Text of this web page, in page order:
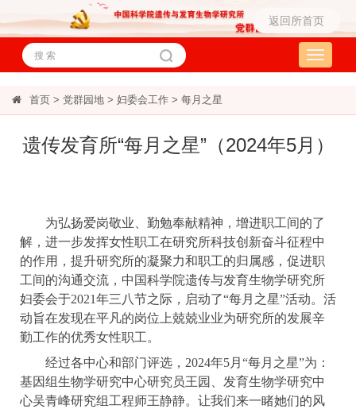
返回所首页
Toggle
首页 > 党群园地 > 妇委会工作 > 每月之星
遗传发育所“每月之星”（2024年5月）
为弘扬爱岗敬业、勤勉奉献精神，增进职工间的了
解，进一步发挥女性职工在研究所科技创新奋斗征程中
的作用，提升研究所的凝聚力和职工的归属感，促进职
工间的沟通交流，中国科学院遗传与发育生物学研究所
妇委会于2021年三八节之际，启动了“每月之星”活动。活
动旨在发现在平凡的岗位上兢兢业业为研究所的发展辛
勤工作的优秀女性职工。
经过各中心和部门评选，2024年5月“每月之星”为：
基因组生物学研究中心研究员王园、发育生物学研究中
心吴青峰研究组工程师王静静。让我们来一睹她们的风